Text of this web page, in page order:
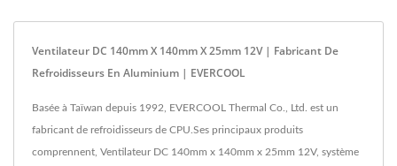
Ventilateur DC 140mm X 140mm X 25mm 12V | Fabricant De
Refroidisseurs En Aluminium | EVERCOOL
Basée à Taïwan depuis 1992, EVERCOOL Thermal Co., Ltd. est un
fabricant de refroidisseurs de CPU.Ses principaux produits
comprennent, Ventilateur DC 140mm x 140mm x 25mm 12V, système